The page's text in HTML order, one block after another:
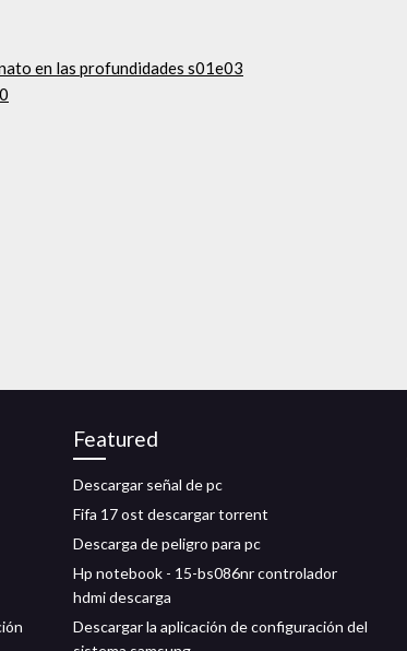
en las profundidades s01e03
Featured
Descargar señal de pc
Fifa 17 ost descargar torrent
Descarga de peligro para pc
Hp notebook - 15-bs086nr controlador
hdmi descarga
Descargar la aplicación de configuración del